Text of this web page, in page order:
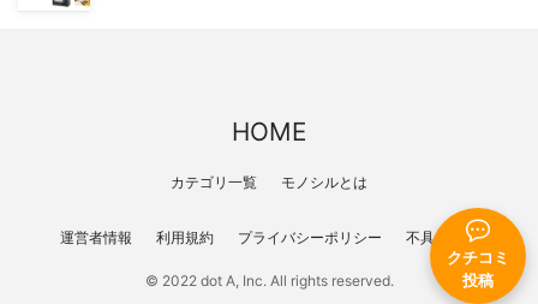
クチコミ
投稿
HOME
カテゴリ一覧 モノシルとは
運営者情報 利用規約 プライバシーポリシー 不具合報告
© 2022 dot A, Inc. All rights reserved.